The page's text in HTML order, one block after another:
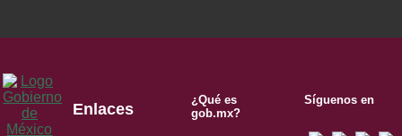
Enlaces
¿Qué es
gob.mx?
Síguenos en